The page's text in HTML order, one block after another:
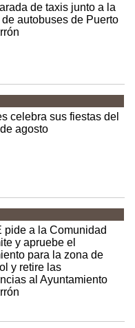
de taxis junto a la
autobuses de Puerto
celebra sus fiestas del
agosto
pide a la Comunidad
y apruebe el
para la zona de
y retire las
al Ayuntamiento